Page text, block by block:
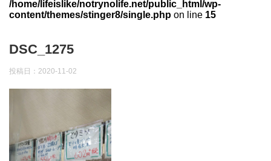
/home/lifeislike/notrynolife.net/public_html/wp-
content/themes/stinger8/single.php on line 15
DSC_1275
投稿日： 2020-11-02